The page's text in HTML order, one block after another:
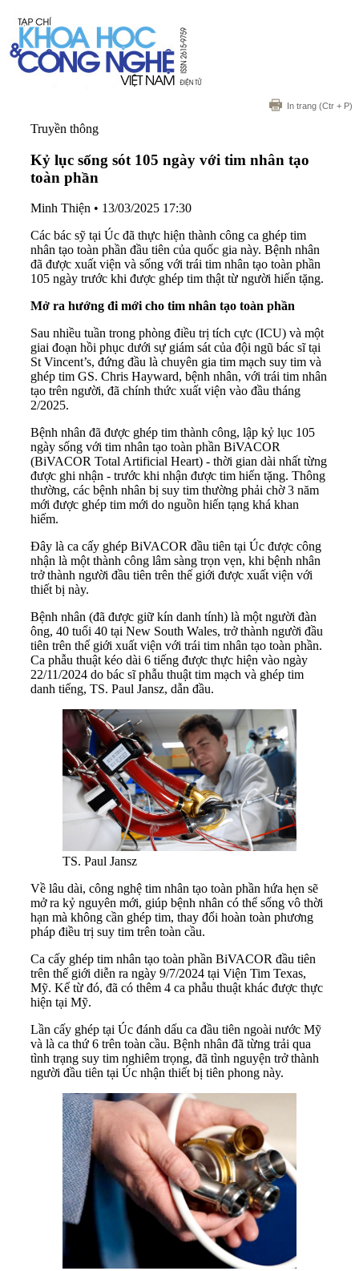
In trang (Ctr + P)
Truyền thông
Kỷ lục sống sót 105 ngày với tim nhân tạo
toàn phần
Minh Thiện • 13/03/2025 17:30
Các bác sỹ tại Úc đã thực hiện thành công ca ghép tim
nhân tạo toàn phần đầu tiên của quốc gia này. Bệnh nhân
đã được xuất viện và sống với trái tim nhân tạo toàn phần
105 ngày trước khi được ghép tim thật từ người hiến tặng.
Mở ra hướng đi mới cho tim nhân tạo toàn phần
Sau nhiều tuần trong phòng điều trị tích cực (ICU) và một
giai đoạn hồi phục dưới sự giám sát của đội ngũ bác sĩ tại
St Vincent’s, đứng đầu là chuyên gia tim mạch suy tim và
ghép tim GS. Chris Hayward, bệnh nhân, với trái tim nhân
tạo trên người, đã chính thức xuất viện vào đầu tháng
2/2025.
Bệnh nhân đã được ghép tim thành công, lập kỷ lục 105
ngày sống với tim nhân tạo toàn phần BiVACOR
(BiVACOR Total Artificial Heart) - thời gian dài nhất từng
được ghi nhận - trước khi nhận được tim hiến tặng. Thông
thường, các bệnh nhân bị suy tim thường phải chờ 3 năm
mới được ghép tim mới do nguồn hiến tạng khá khan
hiếm.
Đây là ca cấy ghép BiVACOR đầu tiên tại Úc được công
nhận là một thành công lâm sàng trọn vẹn, khi bệnh nhân
trở thành người đầu tiên trên thế giới được xuất viện với
thiết bị này.
Bệnh nhân (đã được giữ kín danh tính) là một người đàn
ông, 40 tuổi 40 tại New South Wales, trở thành người đầu
tiên trên thế giới xuất viện với trái tim nhân tạo toàn phần.
Ca phẫu thuật kéo dài 6 tiếng được thực hiện vào ngày
22/11/2024 do bác sĩ phẫu thuật tim mạch và ghép tim
danh tiếng, TS. Paul Jansz, dẫn đầu.
TS. Paul Jansz
Về lâu dài, công nghệ tim nhân tạo toàn phần hứa hẹn sẽ
mở ra kỷ nguyên mới, giúp bệnh nhân có thể sống vô thời
hạn mà không cần ghép tim, thay đổi hoàn toàn phương
pháp điều trị suy tim trên toàn cầu.
Ca cấy ghép tim nhân tạo toàn phần BiVACOR đầu tiên
trên thế giới diễn ra ngày 9/7/2024 tại Viện Tim Texas,
Mỹ. Kể từ đó, đã có thêm 4 ca phẫu thuật khác được thực
hiện tại Mỹ.
Lần cấy ghép tại Úc đánh dấu ca đầu tiên ngoài nước Mỹ
và là ca thứ 6 trên toàn cầu. Bệnh nhân đã từng trải qua
tình trạng suy tim nghiêm trọng, đã tình nguyện trở thành
người đầu tiên tại Úc nhận thiết bị tiên phong này.